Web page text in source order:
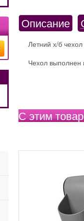
Описание
Летний х/б
Чехол выполнен
С этим